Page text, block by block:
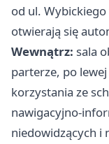
od ul.
otwierają się
Wewnątrz: sala
parterze, po
korzystania ze
nawigacyjno-
niedowidzących i